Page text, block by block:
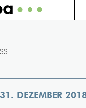
DEZEMBER 2018